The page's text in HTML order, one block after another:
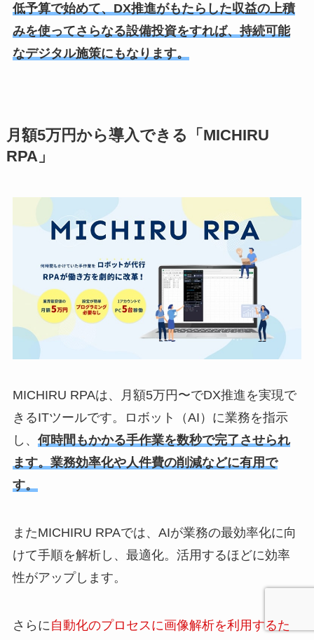
低予算で始めて、DX推進がもたらした収益の上積
みを使ってさらなる設備投資をすれば、持続可能
なデジタル施策にもなります。
月額5万円から導入できる「MICHIRU
RPA」
MICHIRU RPAは、月額5万円〜でDX推進を実現で
きるITツールです。ロボット（AI）に業務を指示
し、 何時間もかかる手作業を数秒で完了させられ
ます。業務効率化や人件費の削減などに有用で
す。
またMICHIRU RPAでは、AIが業務の最効率化に向
けて手順を解析し、最適化。活用するほどに効率
性がアップします。
さらに自動化のプロセスに画像解析を利用するた